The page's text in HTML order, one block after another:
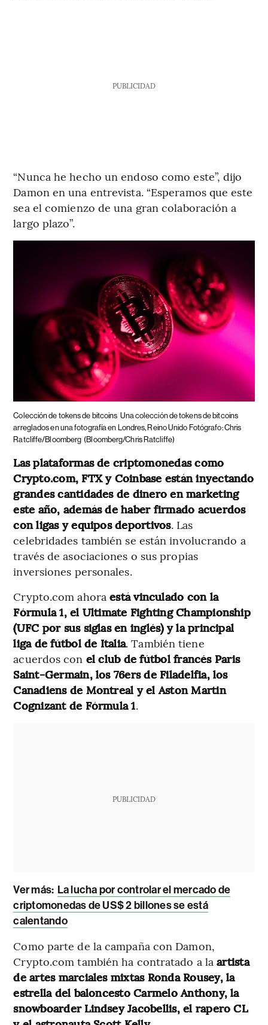
PUBLICIDAD
“Nunca he hecho un endoso como este”, dijo
Damon en una entrevista. “Esperamos que este
sea el comienzo de una gran colaboración a
largo plazo”.
Colección de tokens de bitcoins Una colección de tokens de bitcoins
arreglados en una fotografía en Londres, Reino Unido Fotógrafo: Chris
Ratcliffe/Bloomberg (Bloomberg/Chris Ratcliffe)
Las plataformas de criptomonedas como
Crypto.com, FTX y Coinbase están inyectando
grandes cantidades de dinero en marketing
este año, además de haber firmado acuerdos
con ligas y equipos deportivos. Las
celebridades también se están involucrando a
través de asociaciones o sus propias
inversiones personales.
Crypto.com ahoraestá vinculado con la
Fórmula 1, el Ultimate Fighting Championship
(UFC por sus siglas en inglés) y la principal
liga de fútbol de Italia. También tiene
acuerdos con el club de fútbol francés Paris
Saint-Germain, los 76ers de Filadelfia, los
Canadiens de Montreal y el Aston Martin
Cognizant de Fórmula 1.
PUBLICIDAD
Ver más: La lucha por controlar el mercado de
criptomonedas de US$ 2 billones se está
calentando
Como parte de la campaña con Damon,
Crypto.com también ha contratado a laartista
de artes marciales mixtas Ronda Rousey, la
estrella del baloncesto Carmelo Anthony, la
snowboarder Lindsey Jacobellis, el rapero CL